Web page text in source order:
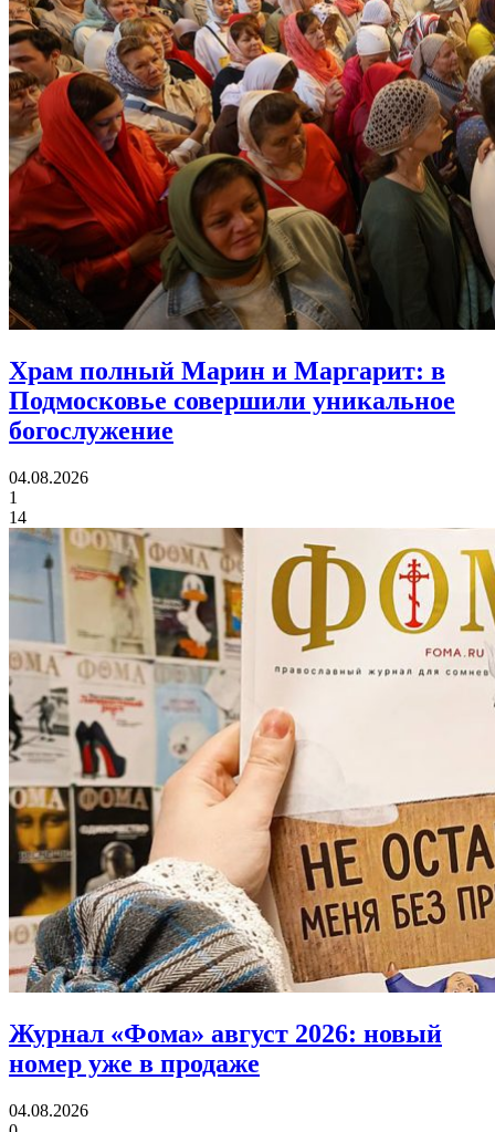
Храм полный Марин и Маргарит: в
Подмосковье совершили уникальное
богослужение
04.08.2026
1
14
Журнал «Фома» август 2026: новый
номер уже в продаже
04.08.2026